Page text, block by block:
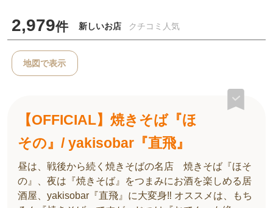
2,979件 新しいお店 クチコミ人気
地図で表示
【OFFICIAL】焼きそば『ほ
その』/ yakisobar『直飛』
昼は、戦後から続く焼きそばの名店 焼きそば『ほそ
の』、夜は『焼きそば』をつまみにお酒を楽しめる居
酒屋、yakisobar『直飛』に大変身‼ オススメは、もち